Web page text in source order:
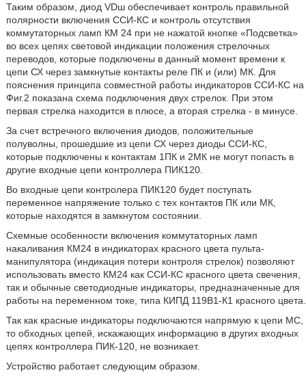
Таким образом, диод VDш обеспечивает контроль правильной
полярности включения ССИ-КС и контроль отсутствия
коммутаторных ламп КМ 24 при не нажатой кнопке «Подсветка»
во всех цепях световой индикации положения стрелочных
переводов, которые подключены в данный момент времени к
цепи СХ через замкнутые контакты реле ПК и (или) МК. Для
пояснения принципа совместной работы индикаторов ССИ-КС на
Фиг.2 показана схема подключения двух стрелок. При этом
первая стрелка находится в плюсе, а вторая стрелка - в минусе.
За счет встречного включения диодов, положительные
полуволны, прошедшие из цепи СХ через диоды ССИ-КС,
которые подключены к контактам 1ПК и 2МК не могут попасть в
другие входные цепи контроллера ПИК120.
Во входные цепи контролера ПИК120 будет поступать
переменное напряжение только с тех контактов ПК или МК,
которые находятся в замкнутом состоянии.
Схемные особенности включения коммутаторных ламп
накаливания КМ24 в индикаторах красного цвета пульта-
манипулятора (индикация потери контроля стрелок) позволяют
использовать вместо КМ24 как ССИ-КС красного цвета свечения,
так и обычные светодиодные индикаторы, предназначенные для
работы на переменном токе, типа КИПД 119В1-К1 красного цвета.
Так как красные индикаторы подключаются напрямую к цепи МС,
то обходных цепей, искажающих информацию в других входных
цепях контроллера ПИК-120, не возникает.
Устройство работает следующим образом.